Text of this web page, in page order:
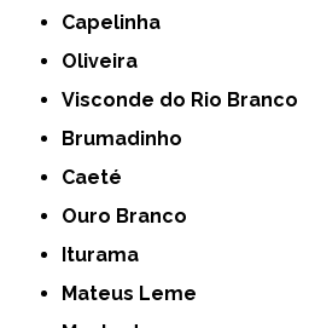
Capelinha
Oliveira
Visconde do Rio Branco
Brumadinho
Caeté
Ouro Branco
Iturama
Mateus Leme